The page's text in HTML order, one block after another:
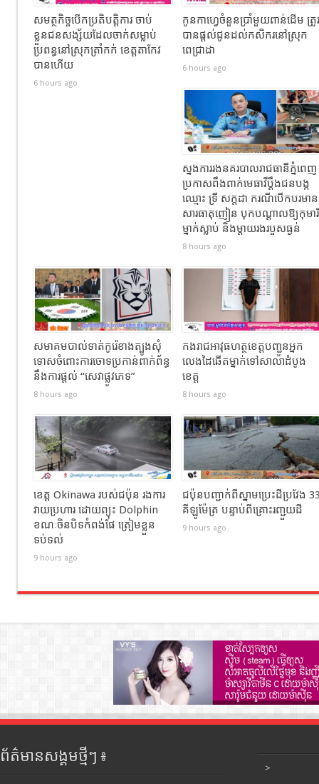
សមត្ថកិច្ចបើកប្រតិបត្តិការ ចាប់
ខ្លួនជនសង្ស័យដែលចាក់សម្លាប់
ប្រពន្ធនៅស្រុកត្រាំកក់ ខេត្តតាកែវ
បានហេីយ
6 hours ago
កូនកាហ្វេចំនួនប្រាំមួយពាន់ដើម ត្រូ
បានផ្តល់ជូនដល់កសិករនៅស្រុក
ពេជ្រាដា
6 hours ago
ស្នងការរងនគរបាលរាជធានីភ្នំពេញ
ប្រកាសពឹងពាក់មេធាវីប្តឹងជនបង្ក
ឈ្មោះ ទ្រី សក្ដដា ករណីបើកបរមាន
សារធាតុញៀន បុកបណ្តាលឱ្យកុមារី
ម្នាក់ស្លាប់ និងម្តាយរងរបួសធ្ងន់
8 hours ago
សមាគមបាល់ទាត់កូរ៉េខាងត្បូងសុំ
ទោសចំពោះការចោទប្រកាន់ពាក់ព័ន្ធ
នឹងការផ្តល់ “សេវាផ្លូវភេទ”
8 hours ago
កងរាជឣាវុធហត្ថខេត្តបញ្ជូនអ្នក
លេងដៃឆើតម្នាក់ទៅសាលាដំបូង
ខេត្ត
8 hours ago
ខេត្ត Okinawa របស់ជប៉ុន រងការ
វាយប្រហារ ដោយព្យុះ Dolphin
ខណៈចិនបិទកំពង់ផែ ត្រៀមខ្លួន
ទប់ទល់
9 hours ago
ជប៉ុនបញ្ជាក់ពីស្នាមប្រេះដីប្រវែង
គីឡូម៉ែត្រ បន្ទាប់ពីគ្រោះរញ្ជួយដី
9 hours ago
ព័ត៌មានសង្គមថ្មីៗ ៖
>